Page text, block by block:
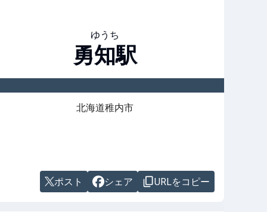
ゆうち
勇知駅
北海道稚内市
ポスト シェア URLをコピー